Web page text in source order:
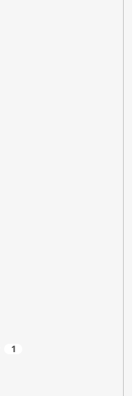
1